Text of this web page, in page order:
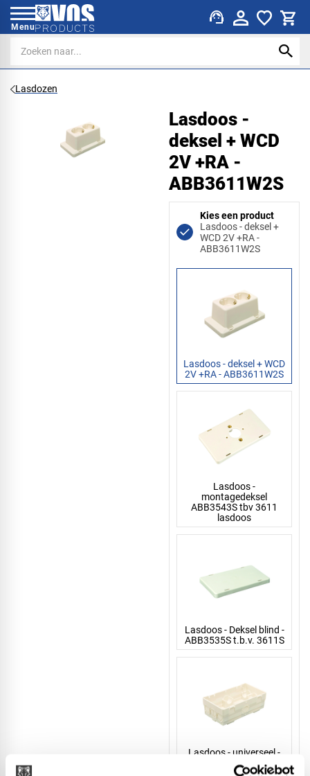
Menu support_agent
Lasdozen
Lasdoos -
deksel + WCD
2V +RA -
ABB3611W2S
Kies een product
Lasdoos - deksel +
WCD 2V +RA -
ABB3611W2S
Lasdoos - deksel + WCD
2V +RA - ABB3611W2S
Lasdoos -
montagedeksel
ABB3543S tbv 3611
lasdoos
Lasdoos - Deksel blind -
ABB3535S t.b.v. 3611S
Lasdoos - universeel -
ABB3611S